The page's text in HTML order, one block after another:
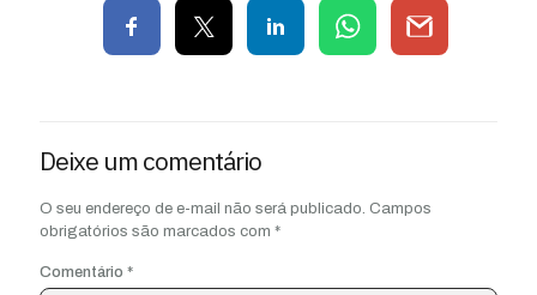
Deixe um comentário
O seu endereço de e-mail não será publicado. Campos
obrigatórios são marcados com *
Comentário *